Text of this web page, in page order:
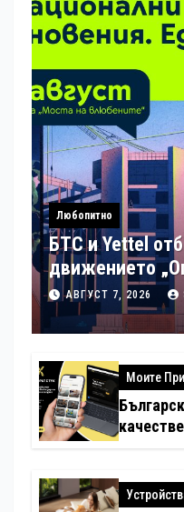
Любопитно
БТС и Yettel
движението
100
обекта“ със
София
АВГУСТ 7, 2026
Моите